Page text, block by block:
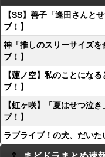
【SS】善子「逢田さんと
ブ！】
神「推しのスリーサイズ
ブ！】
【蓮ノ空】私のことにな
ブ！】
【虹ヶ咲】「夏はせつ泣
ブ！】
ラブライブ！の犬、だいた